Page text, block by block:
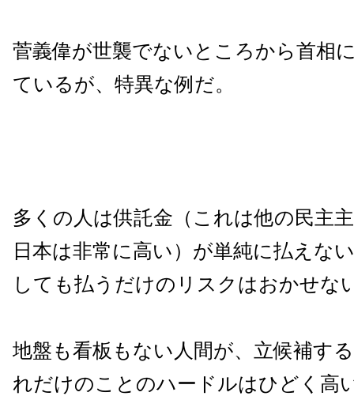
菅義偉が世襲でないところから首相
ているが、特異な例だ。
多くの人は供託金（これは他の民主
日本は非常に高い）が単純に払えな
しても払うだけのリスクはおかせな
地盤も看板もない人間が、立候補す
れだけのことのハードルはひどく高